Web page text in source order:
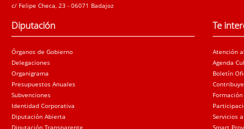
c/ Felipe Checa, 23 - 06071 Badajoz
Diputación
Órganos de Gobierno
Delegaciones
Organigrama
Presupuestos Anuales
Subvenciones
Identidad Corporativa
Diputación Abierta
Diputación Transparente
Te
Atención
Agenda
Boletín
Servicios a
Smart